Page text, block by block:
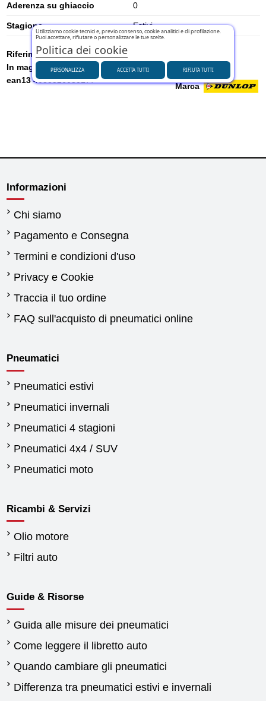
Aderenza su ghiaccio 0
Stagione Estivi
Marca
Riferimento 636786
In magazzino 29 Articoli
ean13 4038526030177
Informazioni
Chi siamo
Pagamento e Consegna
Termini e condizioni d'uso
Privacy e Cookie
Traccia il tuo ordine
FAQ sull'acquisto di pneumatici online
Pneumatici
Pneumatici estivi
Pneumatici invernali
Pneumatici 4 stagioni
Pneumatici 4x4 / SUV
Pneumatici moto
Ricambi & Servizi
Olio motore
Filtri auto
Guide & Risorse
Guida alle misure dei pneumatici
Come leggere il libretto auto
Quando cambiare gli pneumatici
Differenza tra pneumatici estivi e invernali
Utilizziamo cookie tecnici e, previo consenso, cookie analitici e di profilazione.
Puoi accettare, rifiutare o personalizzare le tue scelte.
Politica dei cookie
PERSONALIZZA RIFIUTA TUTTI
ACCETTA TUTTI